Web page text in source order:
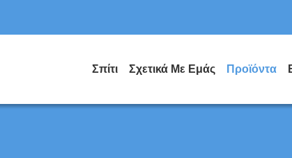
Σπίτι Σχετικά Με Εμάς Προϊόντα